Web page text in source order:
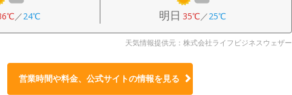
／24℃ 明日 35℃／25℃
天気情報提供元：株式会社ライフビジネスウェザー
営業時間や料金、公式サイトの情報を見る